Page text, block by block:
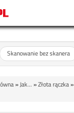
Skanowanie bez skanera
»Jak... »Złota rączka»